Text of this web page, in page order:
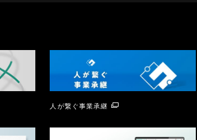
人が繋ぐ事業承継